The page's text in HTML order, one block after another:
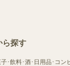
ら探す
･飲料･酒･日用品･コン